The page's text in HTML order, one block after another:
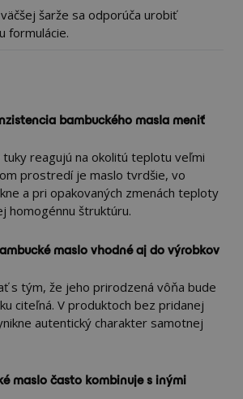
šarže sa odporúča urobiť
formulácie.
bambuckého masla meniť
reagujú na okolitú teplotu veľmi
prostredí je maslo tvrdšie, vo
a pri opakovaných zmenách teploty
homogénnu štruktúru.
maslo vhodné aj do výrobkov
s tým, že jeho prirodzená vôňa bude
citeľná. V produktoch bez pridanej
autentický charakter samotnej
maslo často kombinuje s inými